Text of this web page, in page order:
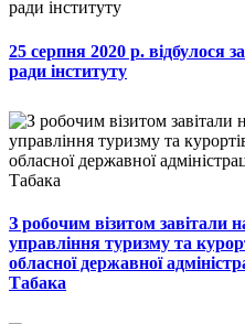
25 серпня 2020 р. відбулося
ради інституту
З робочим візитом завітали
управління туризму та
обласної державної
Табака